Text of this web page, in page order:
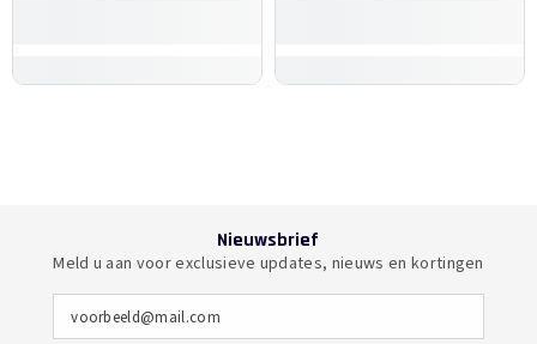
Nieuwsbrief
Meld u aan voor exclusieve updates, nieuws en kortingen
voorbeeld@mail.com